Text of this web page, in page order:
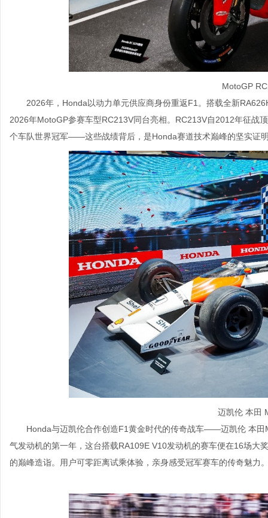
MotoGP
2026年，Honda以动力单元供应商身份重返F1。搭载全新
2026年MotoGP参赛车型RC213V同台亮相。RC213V自2012年征战
个车队世界冠军——这些战绩背后，是Honda赛道技术巅峰的坚实证
迈凯伦 本田
Honda与迈凯伦合作创造F1黄金时代的传奇战车——迈凯伦 本
气发动机的第一年，这台搭载RA109E V10发动机的赛车便在16场大
的巅峰造诣。用户可零距离试乘体验，亲身感受冠军赛车的传奇魅力